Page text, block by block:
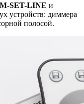
SET-LINE и
устройств: диммера
полосой.